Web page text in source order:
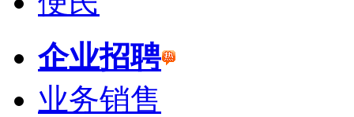
企业招聘
业务销售